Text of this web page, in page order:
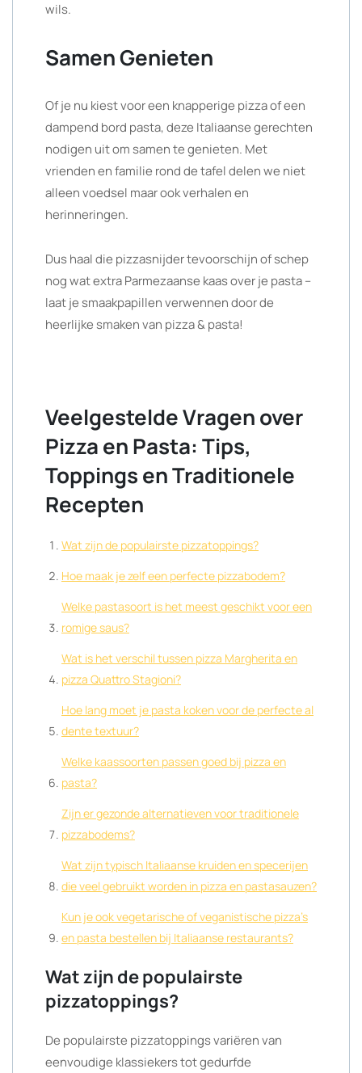
wils.
Samen Genieten
Of je nu kiest voor een knapperige pizza of een
dampend bord pasta, deze Italiaanse gerechten
nodigen uit om samen te genieten. Met
vrienden en familie rond de tafel delen we niet
alleen voedsel maar ook verhalen en
herinneringen.
Dus haal die pizzasnijder tevoorschijn of schep
nog wat extra Parmezaanse kaas over je pasta –
laat je smaakpapillen verwennen door de
heerlijke smaken van pizza & pasta!
Veelgestelde Vragen over
Pizza en Pasta: Tips,
Toppings en Traditionele
Recepten
Wat zijn de populairste pizzatoppings?
Hoe maak je zelf een perfecte pizzabodem?
Welke pastasoort is het meest geschikt voor een
romige saus?
Wat is het verschil tussen pizza Margherita en
pizza Quattro Stagioni?
Hoe lang moet je pasta koken voor de perfecte al
dente textuur?
Welke kaassoorten passen goed bij pizza en
pasta?
Zijn er gezonde alternatieven voor traditionele
pizzabodems?
Wat zijn typisch Italiaanse kruiden en specerijen
die veel gebruikt worden in pizza en pastasauzen?
Kun je ook vegetarische of veganistische pizza’s
en pasta bestellen bij Italiaanse restaurants?
Wat zijn de populairste
pizzatoppings?
De populairste pizzatoppings variëren van
eenvoudige klassiekers tot gedurfde